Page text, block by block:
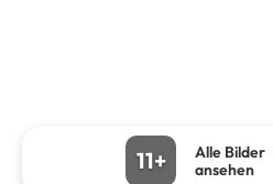
11+
Alle Bilder
ansehen